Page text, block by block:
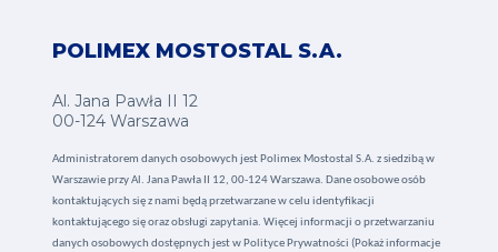
POLIMEX MOSTOSTAL S.A.
Al. Jana Pawła II 12
00-124 Warszawa
Administratorem danych osobowych jest Polimex Mostostal S.A. z siedzibą w
Warszawie przy Al. Jana Pawła II 12, 00-124 Warszawa. Dane osobowe osób
kontaktujących się z nami będą przetwarzane w celu identyfikacji
kontaktującego się oraz obsługi zapytania. Więcej informacji o przetwarzaniu
danych osobowych dostępnych jest w Polityce Prywatności (Pokaż informacje